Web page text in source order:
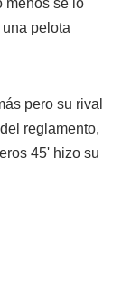
pelota
pero su rival
reglamento,
45' hizo su